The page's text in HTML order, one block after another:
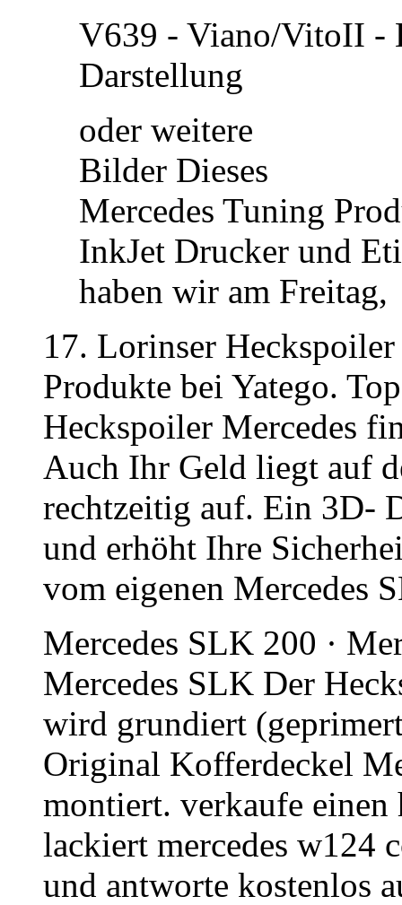
V639 - Viano/VitoII -
Darstellung
oder weitere
Bilder Dieses
Mercedes Tuning
InkJet Drucker und
haben wir am Freitag,
17. Lorinser
Produkte bei Yatego.
Heckspoiler Mercedes
Auch Ihr Geld liegt auf
rechtzeitig auf. Ein 3D-
und erhöht Ihre
vom eigenen Mercedes
Mercedes SLK 200 ·
Mercedes SLK Der
wird grundiert
Original Kofferdeckel
montiert. verkaufe
lackiert mercedes w124
und antworte kostenlos